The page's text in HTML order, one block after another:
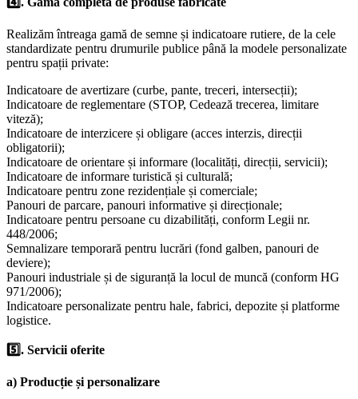
Realizăm întreaga gamă de semne și indicatoare rutiere, de la cele
standardizate pentru drumurile publice până la modele personalizate
pentru spații private:
Indicatoare de avertizare (curbe, pante, treceri, intersecții);
Indicatoare de reglementare (STOP, Cedează trecerea, limitare
viteză);
Indicatoare de interzicere și obligare (acces interzis, direcții
obligatorii);
Indicatoare de orientare și informare (localități, direcții, servicii);
Indicatoare de informare turistică și culturală;
Indicatoare pentru zone rezidențiale și comerciale;
Panouri de parcare, panouri informative și direcționale;
Indicatoare pentru persoane cu dizabilități, conform Legii nr.
448/2006;
Semnalizare temporară pentru lucrări (fond galben, panouri de
deviere);
Panouri industriale și de siguranță la locul de muncă (conform HG
971/2006);
Indicatoare personalizate pentru hale, fabrici, depozite și platforme
logistice.
5️⃣. Servicii oferite
a) Producție și personalizare